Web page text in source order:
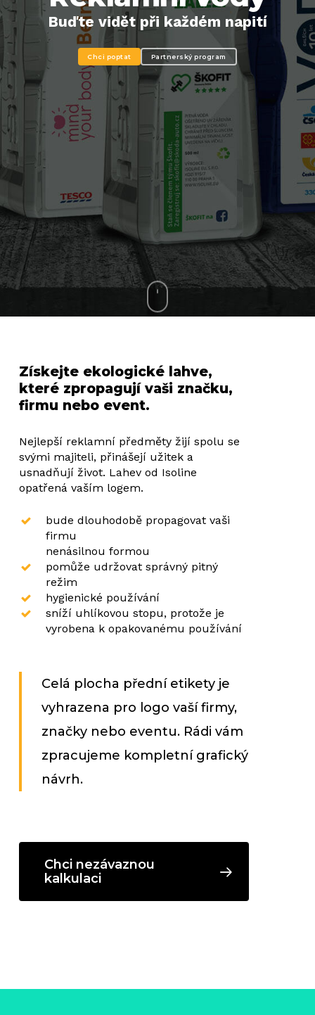
Buďte vidět při každém napití
Chci poptat Partnerský program
Získejte ekologické lahve,
které zpropagují vaši značku,
firmu nebo event.
Nejlepší reklamní předměty žijí spolu se
svými majiteli, přinášejí užitek a
usnadňují život. Lahev od Isoline
opatřená vaším logem.
bude dlouhodobě propagovat vaši
firmu
nenásilnou formou
pomůže udržovat správný pitný
režim
hygienické používání
sníží uhlíkovou stopu, protože je
vyrobena k opakovanému používání
Celá plocha přední etikety je
vyhrazena pro logo vaší firmy,
značky nebo eventu. Rádi vám
zpracujeme kompletní grafický
návrh.
Chci nezávaznou
kalkulaci